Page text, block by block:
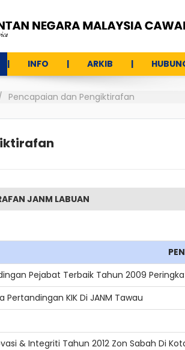
INFO ARKIB
Pencapaian dan Pengiktirafan
JANM LABUAN
Pejabat Terbaik Tahun 2009
Pertandingan KIK Di JANM Tawau
& Integriti Tahun 2012 Zon Sabah Di